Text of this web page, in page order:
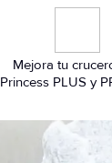
Mejora tu
Princess PLUS y